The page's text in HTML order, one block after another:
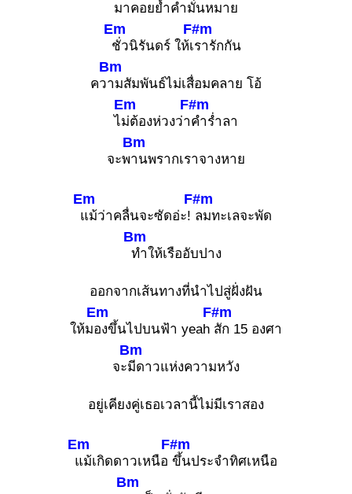
มาคอยย้ำคำมั่นหมาย
Em
ชั่วนิรันดร์ ให้เ
F#m
รารักกัน
คว
Bm
ามสัมพันธ์ไม่เสื่อมคลาย โอ้
ไ
Em
ม่ต้องห่วงว่า
F#m
คำร่ำลา
จะพ
Bm
านพรากเราจางหาย
Em
แม้ว่าคลื่นจะซัดอ่ะ!
F#m
ลมทะเลจะพัด
Bm
ทำให้เรืออับปาง
ออกจากเส้นทางที่นำไปสู่ฝั่งฝัน
ให้ม
Em
องขึ้นไปบนฟ้า yeah
F#m
สัก 15 องศา
จะ
Bm
มีดาวแห่งความหวัง
อยู่เคียงคู่เธอเวลานี้ไม่มีเราสอง
Em
แม้เกิดดาวเหนือ
F#m
ขึ้นประจำทิศเหนือ
Bm